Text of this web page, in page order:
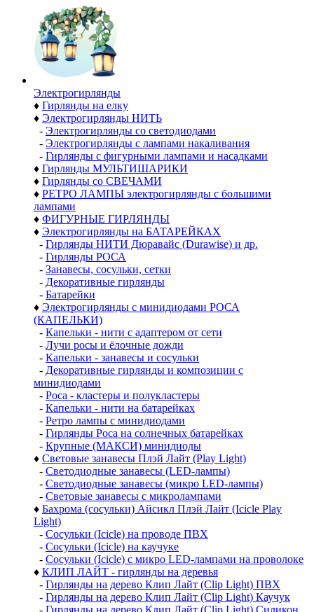
Электро­гирлянды
♦ Гирлянды на елку
♦ Электрогирлянды НИТЬ
- Электрогирлянды со светодиодами
- Электрогирлянды с лампами накаливания
- Гирлянды с фигурными лампами и насадками
♦ Гирлянды МУЛЬТИШАРИКИ
♦ Гирлянды со СВЕЧАМИ
♦ РЕТРО ЛАМПЫ электрогирлянды с большими
лампами
♦ ФИГУРНЫЕ ГИРЛЯНДЫ
♦ Электрогирлянды на БАТАРЕЙКАХ
- Гирлянды НИТИ Дюравайс (Durawise) и др.
- Гирлянды РОСА
- Занавесы, сосульки, сетки
- Декоративные гирлянды
- Батарейки
♦ Электрогирлянды с минидиодами РОСА
(КАПЕЛЬКИ)
- Капельки - нити с адаптером от сети
- Лучи росы и ёлочные дожди
- Капельки - занавесы и сосульки
- Декоративные гирлянды и композиции с
минидиодами
- Роса - кластеры и полукластеры
- Капельки - нити на батарейках
- Ретро лампы с минидиодами
- Гирлянды Роса на солнечных батарейках
- Крупные (МАКСИ) минидиоды
♦ Световые занавесы Плэй Лайт (Play Light)
- Светодиодные занавесы (LED-лампы)
- Светодиодные занавесы (микро LED-лампы)
- Световые занавесы с микролампами
♦ Бахрома (сосульки) Айсикл Плэй Лайт (Icicle Play
Light)
- Сосульки (Icicle) на проводе ПВХ
- Сосульки (Icicle) на каучуке
- Сосульки (Icicle) с микро LED-лампами на проволоке
♦ КЛИП ЛАЙТ - гирлянды на деревья
- Гирлянды на дерево Клип Лайт (Clip Light) ПВХ
- Гирлянды на дерево Клип Лайт (Clip Light) Каучук
- Гирлянды на дерево Клип Лайт (Clip Light) Силикон